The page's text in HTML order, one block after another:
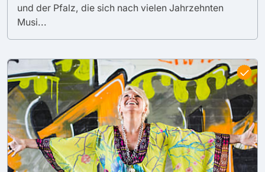
und der Pfalz, die sich nach vielen Jahrzehnten
Musi...